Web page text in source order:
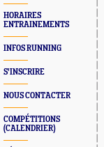
HORAIRES
ENTRAINEMENTS
INFOS RUNNING
S'INSCRIRE
NOUS CONTACTER
COMPÉTITIONS
(CALENDRIER)